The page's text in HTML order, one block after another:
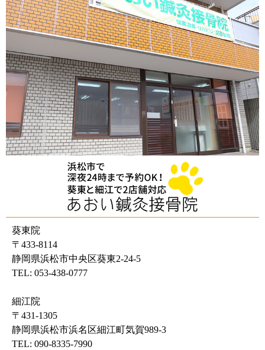
葵東院
〒433-8114
静岡県浜松市中央区葵東2-24-5
TEL: 053-438-0777
細江院
〒431-1305
静岡県浜松市浜名区細江町気賀989-3
TEL: 090-8335-7990